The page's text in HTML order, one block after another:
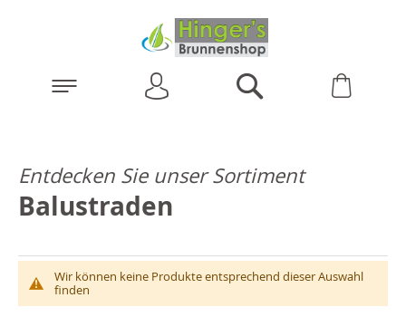
Entdecken Sie unser Sortiment
Balustraden
Wir können keine Produkte entsprechend dieser Auswahl
finden